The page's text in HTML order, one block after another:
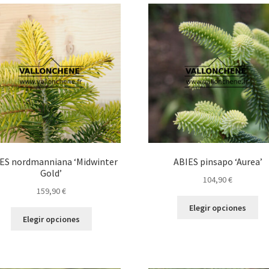
129,90 €
pueden
elegir
en
la
página
de
producto
nordmanniana ‘Midwinter
Gold’
159,90€
Elegir opciones
variantes.
ABIES pinsapo ‘Aurea’
104,90€
Elegir opciones